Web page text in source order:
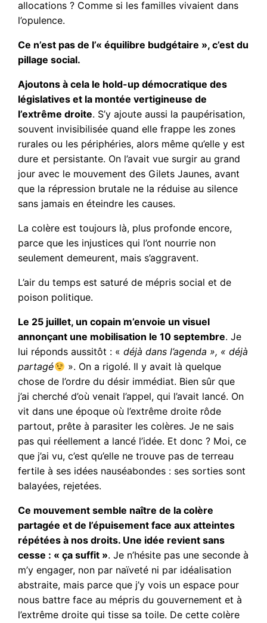
allocations ? Comme si les familles vivaient dans
l’opulence.
Ce n’est pas de l’« équilibre budgétaire », c’est du
pillage social.
Ajoutons à cela le hold-up démocratique des
législatives et la montée vertigineuse de
l’extrême droite. S’y ajoute aussi la paupérisation,
souvent invisibilisée quand elle frappe les zones
rurales ou les périphéries, alors même qu’elle y est
dure et persistante. On l’avait vue surgir au grand
jour avec le mouvement des Gilets Jaunes, avant
que la répression brutale ne la réduise au silence
sans jamais en éteindre les causes.
La colère est toujours là, plus profonde encore,
parce que les injustices qui l’ont nourrie non
seulement demeurent, mais s’aggravent.
L’air du temps est saturé de mépris social et de
poison politique.
Le 25 juillet, un copain m’envoie un visuel
annonçant une mobilisation le 10 septembre. Je
lui réponds aussitôt : «déjà dans l’agenda », « déjà
partagé
». On a rigolé. Il y avait là quelque
chose de l’ordre du désir immédiat. Bien sûr que
j’ai cherché d’où venait l’appel, qui l’avait lancé. On
vit dans une époque où l’extrême droite rôde
partout, prête à parasiter les colères. Je ne sais
pas qui réellement a lancé l’idée. Et donc ? Moi, ce
que j’ai vu, c’est qu’elle ne trouve pas de terreau
fertile à ses idées nauséabondes : ses sorties sont
balayées, rejetées.
Ce mouvement semble naître de la colère
partagée et de l’épuisement face aux atteintes
répétées à nos droits. Une idée revient sans
cesse : « ça suffit ». Je n’hésite pas une seconde à
m’y engager, non par naïveté ni par idéalisation
abstraite, mais parce que j’y vois un espace pour
nous battre face au mépris du gouvernement et à
l’extrême droite qui tisse sa toile. De cette colère